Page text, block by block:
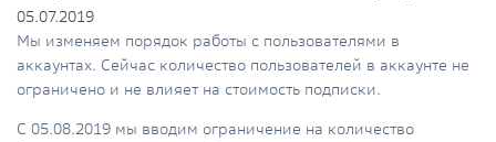
05.07.2019
Мы изменяем порядок работы с пользователями в
аккаунтах. Сейчас количество пользователей в аккаунте не
ограничено и не влияет на стоимость подписки.
С 05.08.2019 мы вводим ограничение на количество